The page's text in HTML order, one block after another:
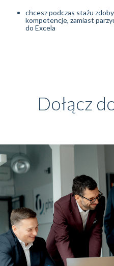
chcesz podczas stażu
kompetencje, zamiast
do Excela
Dołącz